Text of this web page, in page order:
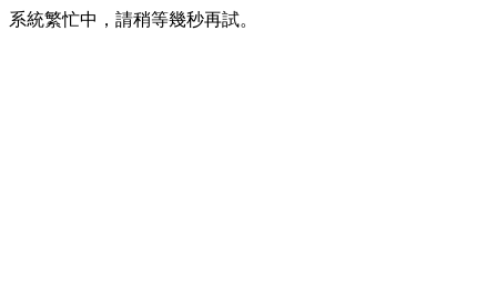
系統繁忙中，請稍等幾秒再試。